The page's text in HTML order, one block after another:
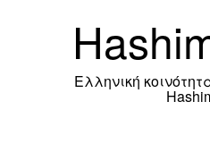
Ελληνική